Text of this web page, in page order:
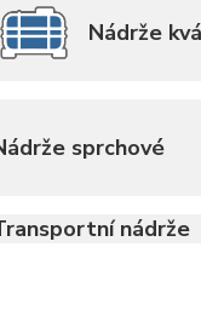
Nádrže
sprchové
nádrže